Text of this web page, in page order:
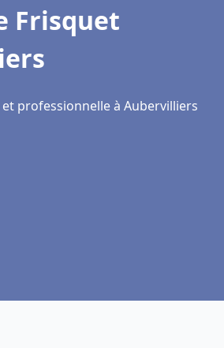
Frisquet
professionnelle à Aubervilliers